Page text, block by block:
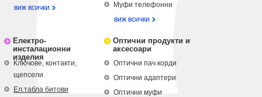
виж всички
Муфи телефонни
виж всички
Електро-
инсталационни
изделия
Ключове, контакти,
щепсели
Ел.табла битови
Оптични продукти и
аксесоари
Оптични пач корди
Оптични адаптери
Оптични муфи